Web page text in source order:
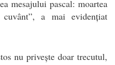
mesajului pascal: moartea
a mai evidențiat
nu privește doar trecutul,